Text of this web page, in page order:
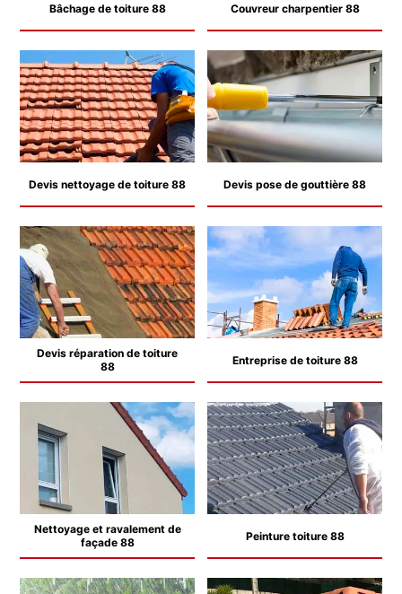
Bâchage de toiture 88 Couvreur charpentier 88
Devis nettoyage de toiture 88 Devis pose de gouttière 88
Devis réparation de toiture
88
Entreprise de toiture 88
Nettoyage et ravalement de
façade 88
Peinture toiture 88